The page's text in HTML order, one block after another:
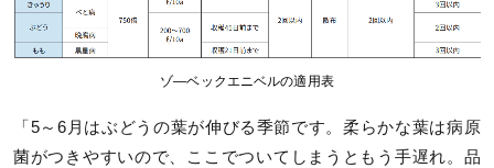
ゾ―ベックエニベルの適用表
「5～6月はぶどうの葉が伸びる季節です。柔らかな葉は病原
菌がつきやすいので、ここでついてしまうともう手遅れ。品